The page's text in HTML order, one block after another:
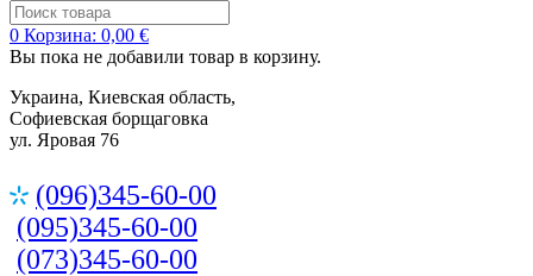
0 Корзина: 0,00 €
Вы пока не добавили товар в корзину.
Украина, Киевская область,
Софиевская борщаговка
ул. Яровая 76
(096)345-60-00
(095)345-60-00
(073)345-60-00